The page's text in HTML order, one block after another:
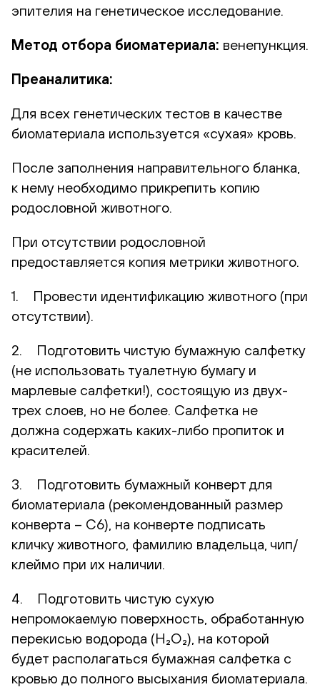
эпителия на генетическое исследование.
Метод отбора биоматериала: венепункция.
Преаналитика:
Для всех генетических тестов в качестве
биоматериала используется «сухая» кровь.
После заполнения направительного бланка,
к нему необходимо прикрепить копию
родословной животного.
При отсутствии родословной
предоставляется копия метрики животного.
1. Провести идентификацию животного (при
отсутствии).
2. Подготовить чистую бумажную салфетку
(не использовать туалетную бумагу и
марлевые салфетки!), состоящую из двух-
трех слоев, но не более. Салфетка не
должна содержать каких-либо пропиток и
красителей.
3. Подготовить бумажный конверт для
биоматериала (рекомендованный размер
конверта – С6), на конверте подписать
кличку животного, фамилию владельца, чип/
клеймо при их наличии.
4. Подготовить чистую сухую
непромокаемую поверхность, обработанную
перекисью водорода (H₂O₂), на которой
будет располагаться бумажная салфетка с
кровью до полного высыхания биоматериала.